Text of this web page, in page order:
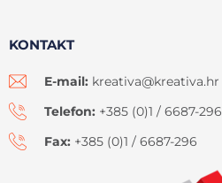
KONTAKT
E-mail: kreativa@kreativa.hr
Telefon: +385 (0)1 / 6687-296
Fax: +385 (0)1 / 6687-296